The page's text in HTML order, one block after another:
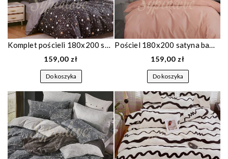
Komplet pościeli 180x200 satyna bawełniana grafitowa w gwiazdki 1868
159,00 zł
Do koszyka
Pościel 180x200 satyna bawełniana jednobarwna łososiowa 1659
159,00 zł
Do koszyka